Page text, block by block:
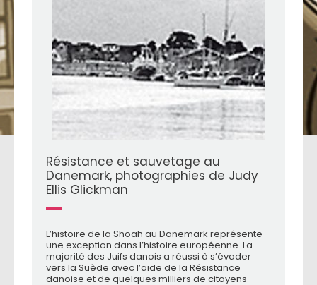
Résistance et sauvetage au
Danemark, photographies de Judy
Ellis Glickman
L’histoire de la Shoah au Danemark représente
une exception dans l’histoire européenne. La
majorité des Juifs danois a réussi à s’évader
vers la Suède avec l’aide de la Résistance
danoise et de quelques milliers de citoyens